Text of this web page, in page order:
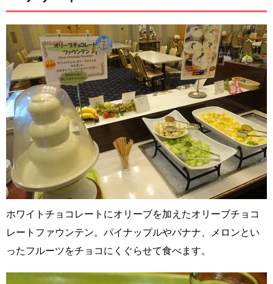
ホワイトチョコレートにオリーブを加えたオリーブチョコ
レートファウンテン。パイナップルやバナナ、メロンとい
ったフルーツをチョコにくぐらせて食べます。